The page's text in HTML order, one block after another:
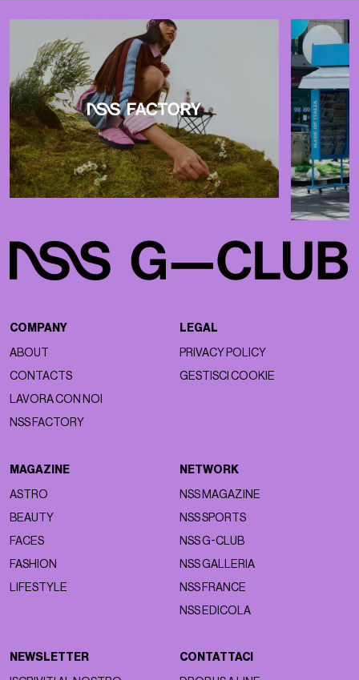
COMPANY
ABOUT
CONTACTS
LAVORA CON NOI
NSS FACTORY
LEGAL
PRIVACY POLICY
GESTISCI COOKIE
MAGAZINE
ASTRO
BEAUTY
FACES
FASHION
LIFESTYLE
NETWORK
NSS MAGAZINE
NSS SPORTS
NSS G-CLUB
NSS GALLERIA
NSS FRANCE
NSS EDICOLA
NEWSLETTER CONTATTACI